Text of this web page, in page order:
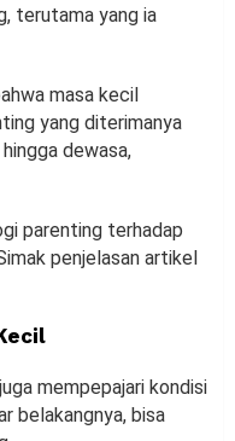
terutama yang ia
masa kecil
yang diterimanya
dewasa,
parenting terhadap
penjelasan artikel
mempepajari kondisi
belakangnya, bisa